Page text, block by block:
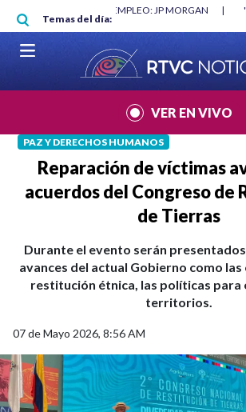
Pasar al contenido principal
Temas del día:
"HABLAR NO ES UN CRIMEN": CARTA DE
VER EN VIVO
PAZ Y DERECHOS HUMANOS
Reparación de víctimas
acuerdos del Congreso de
de Tierras
Durante el evento serán
avances del actual Gobierno como
restitución étnica, las políticas para
territorios.
07 de Mayo 2026, 8:56 AM